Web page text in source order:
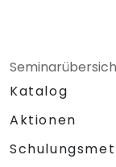
Katalog
Aktionen